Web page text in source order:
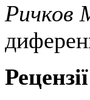
Ричков
Рецензії